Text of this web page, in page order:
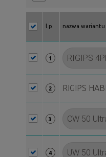
l.p. nazwa wariantu
1
2 RIGIPS
3
4